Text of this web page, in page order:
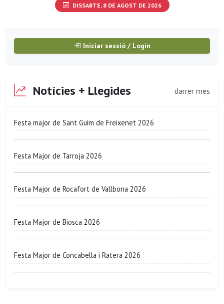
DISSABTE, 8 DE AGOST DE 2026
Iniciar sessió / Login
Notícies + Llegides darrer mes
Festa major de Sant Guim de Freixenet 2026
Festa Major de Tarroja 2026
Festa Major de Rocafort de Vallbona 2026
Festa Major de Biosca 2026
Festa Major de Concabella i Ratera 2026